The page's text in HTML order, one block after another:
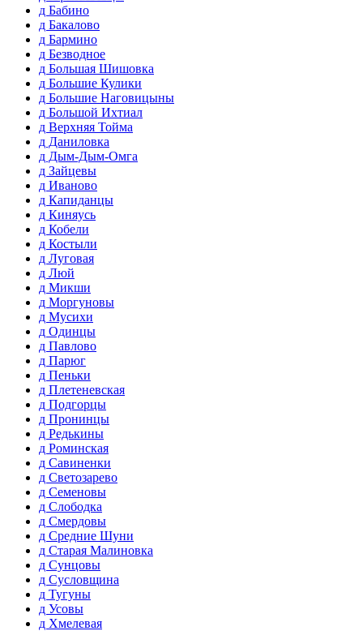
д Бабино
д Бакалово
д Бармино
д Безводное
д Большая Шишовка
д Большие Кулики
д Большие Наговицыны
д Большой Ихтиал
д Верхняя Тойма
д Даниловка
д Дым-Дым-Омга
д Зайцевы
д Иваново
д Капиданцы
д Киняусь
д Кобели
д Костыли
д Луговая
д Люй
д Микши
д Моргуновы
д Мусихи
д Одинцы
д Павлово
д Парюг
д Пеньки
д Плетеневская
д Подгорцы
д Пронинцы
д Редькины
д Роминская
д Савиненки
д Светозарево
д Семеновы
д Слободка
д Смердовы
д Средние Шуни
д Старая Малиновка
д Сунцовы
д Сусловщина
д Тугуны
д Усовы
д Хмелевая